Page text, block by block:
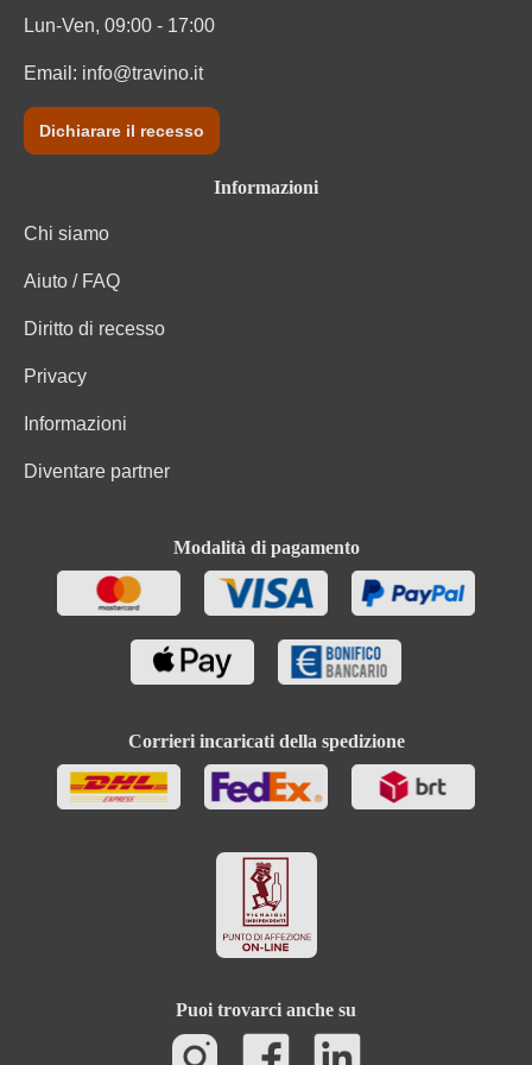
Zuccheri residui
Lun-Ven, 09:00 - 17:00
Email: info@travino.it
Dichiarare il recesso
Informazioni
Chi siamo
Aiuto / FAQ
Diritto di recesso
Privacy
Informazioni
Diventare partner
Modalità di pagamento
Corrieri incaricati della spedizione
Puoi trovarci anche su